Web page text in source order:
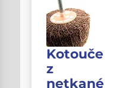
Kotouče
z
netkané